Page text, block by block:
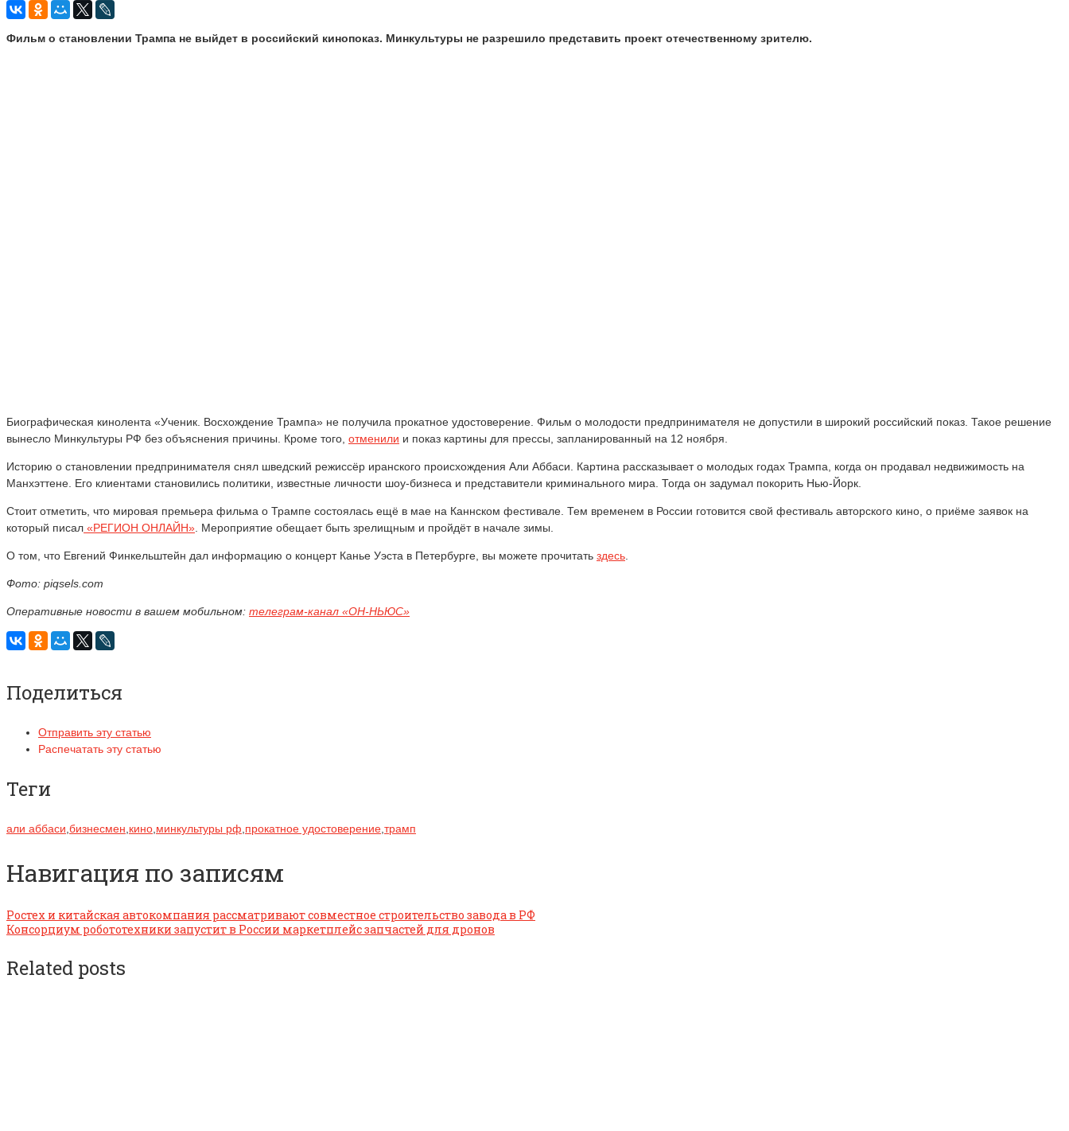
Фильм о становлении Трампа не выйдет в российский кинопоказ. Минкультуры не разрешило представить проект отечественному зрителю.
Биографическая кинолента «Ученик. Восхождение Трампа» не получила прокатное удостоверение. Фильм о молодости предпринимателя не допустили в широкий российский показ. Такое решение
вынесло Минкультуры РФ без объяснения причины. Кроме того, отменили и показ картины для прессы, запланированный на 12 ноября.
Историю о становлении предпринимателя снял шведский режиссёр иранского происхождения Али Аббаси. Картина рассказывает о молодых годах Трампа, когда он продавал недвижимость на
Манхэттене. Его клиентами становились политики, известные личности шоу-бизнеса и представители криминального мира. Тогда он задумал покорить Нью-Йорк.
Стоит отметить, что мировая премьера фильма о Трампе состоялась ещё в мае на Каннском фестивале. Тем временем в России готовится свой фестиваль авторского кино, о приёме заявок на
который писал «РЕГИОН ОНЛАЙН» . Мероприятие обещает быть зрелищным и пройдёт в начале зимы.
О том, что Евгений Финкельштейн дал информацию о концерт Канье Уэста в Петербурге, вы можете прочитать здесь
Фото: piqsels.com
Оперативные новости в вашем мобильном: телеграм-канал «ОН-НЬЮС»
Поделиться
Отправить эту статью
Распечатать эту статью
Теги
али аббаси бизнесмен кино минкультуры рф прокатное удостоверение трамп
Навигация по записям
Ростех и китайская автокомпания рассматривают совместное строительство завода в РФ
Консорциум робототехники запустит в России маркетплейс запчастей для дронов
Related posts